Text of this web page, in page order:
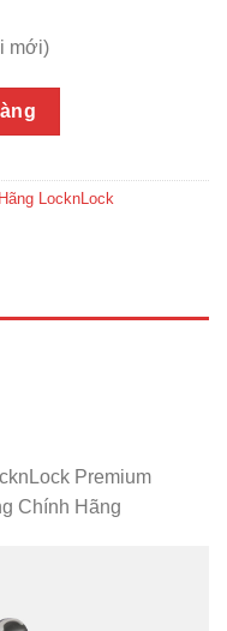
mới)
cordless hair
Hãng LocknLock
Premium
Chính Hãng